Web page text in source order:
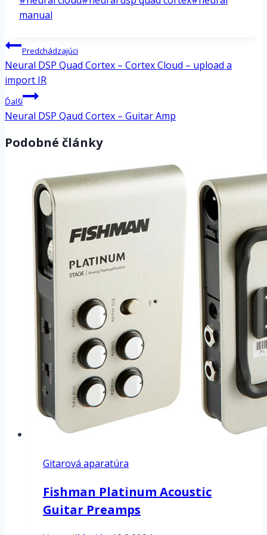
Tags:
manual
Navigácia
v
článku
Predchádzajúci
Neural DSP Quad Cortex – Cortex Cloud – upload a
import IR
Ďalší
Neural DSP Qaud Cortex – Guitar Amp
Podobné články
Gitarová aparatúra
Fishman Platinum Acoustic
Guitar Preamps